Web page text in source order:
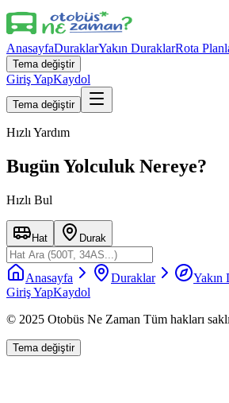
AnasayfaDuraklarYakın DuraklarRota
Tema değiştir
Giriş YapKaydol
Tema değiştir
Hızlı Yardım
Bugün Yolculuk Nereye?
Hızlı Bul
Hat Durak
Anasayfa Duraklar Yakın
Giriş YapKaydol
© 2025 Otobüs Ne Zaman Tüm hakları
Tema değiştir